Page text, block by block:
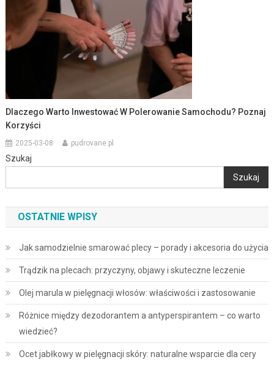
Dlaczego Warto Inwestować W Polerowanie Samochodu? Poznaj
Korzyści
2025-03-08 pudrovane.pl
Szukaj
Szukaj
OSTATNIE WPISY
Jak samodzielnie smarować plecy – porady i akcesoria do użycia
Trądzik na plecach: przyczyny, objawy i skuteczne leczenie
Olej marula w pielęgnacji włosów: właściwości i zastosowanie
Różnice między dezodorantem a antyperspirantem – co warto
wiedzieć?
Ocet jabłkowy w pielęgnacji skóry: naturalne wsparcie dla cery